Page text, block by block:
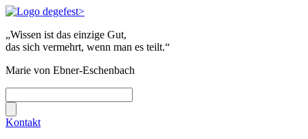
„Wissen ist das einzige Gut,
das sich vermehrt, wenn man es teilt.“
Marie von Ebner-Eschenbach
Kontakt